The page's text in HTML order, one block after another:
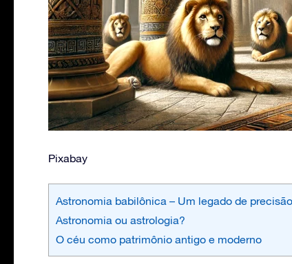
Pixabay
Astronomia babilônica – Um legado de
Astronomia ou astrologia?
O céu como patrimônio antigo e moderno